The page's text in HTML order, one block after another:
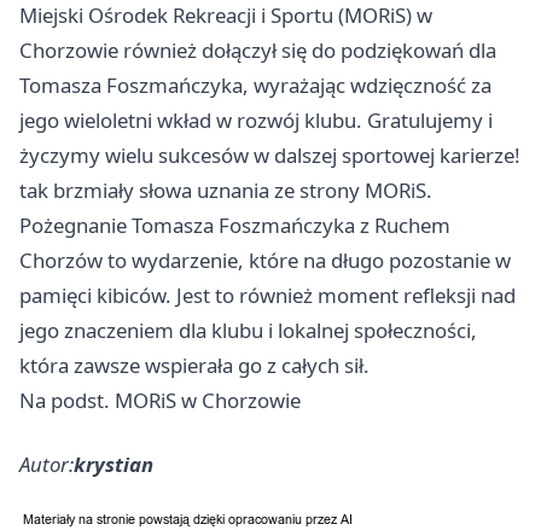
Miejski Ośrodek Rekreacji i Sportu (MORiS) w
Chorzowie również dołączył się do podziękowań dla
Tomasza Foszmańczyka, wyrażając wdzięczność za
jego wieloletni wkład w rozwój klubu. Gratulujemy i
życzymy wielu sukcesów w dalszej sportowej karierze!
tak brzmiały słowa uznania ze strony MORiS.
Pożegnanie Tomasza Foszmańczyka z Ruchem
Chorzówto wydarzenie, które na długo pozostanie w
pamięci kibiców. Jest to również moment refleksji nad
jego znaczeniem dla klubu i lokalnej społeczności,
która zawsze wspierała go z całych sił.
Na podst. MORiS w Chorzowie
Autor:krystian